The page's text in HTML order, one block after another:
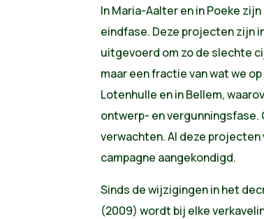
In Maria-Aalter en in Poeke
eindfase. Deze projecten zijn
uitgevoerd om zo de slechte
maar een fractie van wat we
Lotenhulle en in Bellem,
ontwerp- en
verwachten. Al deze
campagne aangekondigd.
Sinds de wijzigingen in het
(2009) wordt bij elke